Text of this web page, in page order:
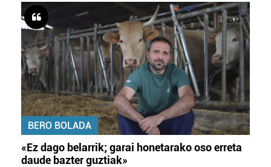
BERO BOLADA
«Ez dago belarrik; garai honetarako oso erreta
daude bazter guztiak»